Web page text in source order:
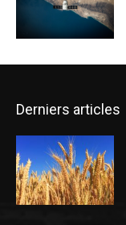
Derniers articles